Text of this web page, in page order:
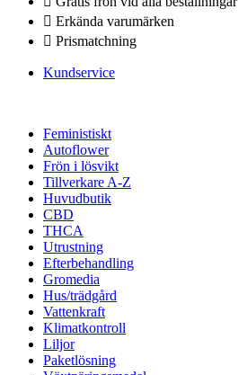
Erkända varumärken
Prismatchning
Kundservice
Feministiskt
Autoflower
Frön i lösvikt
Tillverkare A-Z
Huvudbutik
CBD
THCA
Utrustning
Efterbehandling
Gromedia
Hus/trädgård
Vattenkraft
Klimatkontroll
Liljor
Paketlösning